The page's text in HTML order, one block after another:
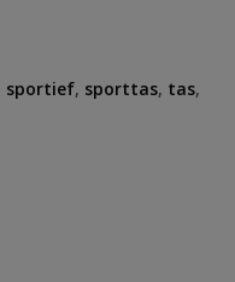
sportief, sporttas, tas,